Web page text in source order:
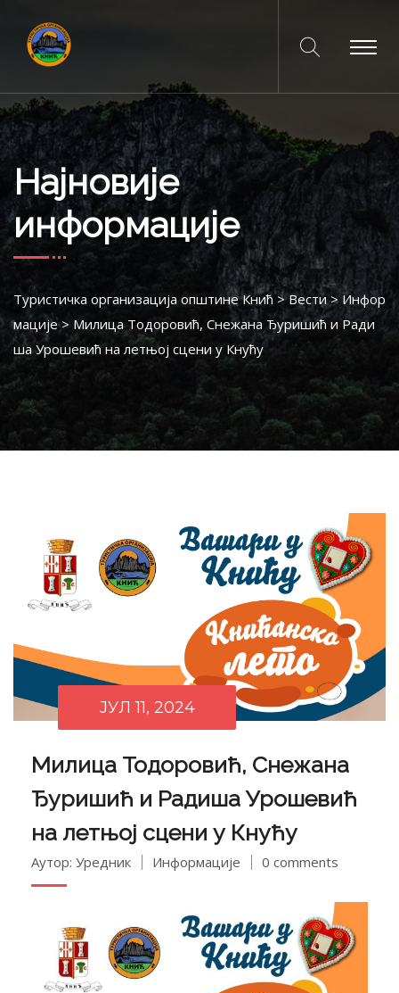
Најновије
информације
Туристичка организација општине Кнић>Вести>Инфор
мације> Милица Тодоровић, Снежана Ђуришић и Ради
ша Урошевић на летњој сцени у Кнућу
ЈУЛ 11, 2024
Милица Тодоровић, Снежана
Ђуришић и Радиша Урошевић
на летњој сцени у Кнућу
Аутор: Уредник Информације 0 comments